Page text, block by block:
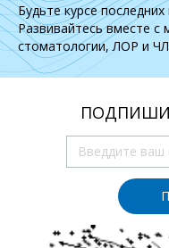
Будьте курсе
Развивайтесь вместе
стоматологии, ЛОР и